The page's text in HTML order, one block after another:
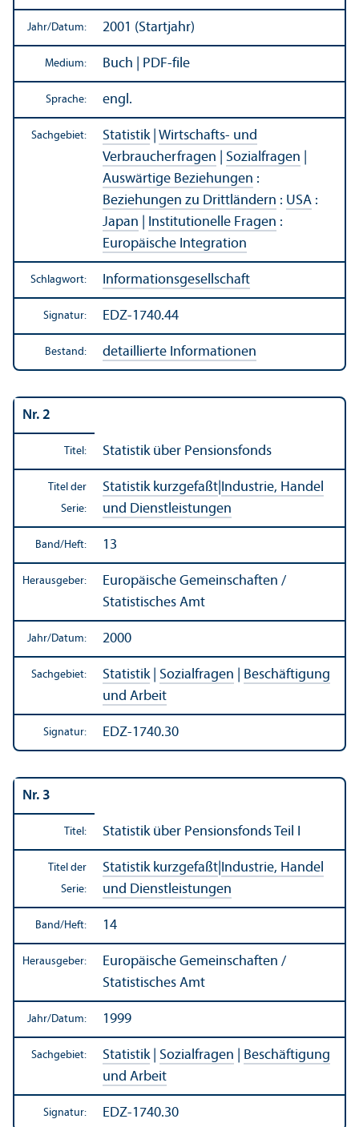
Jahr/Datum: 2001 (Startjahr)
Medium: Buch | PDF-file
Sprache: engl.
Sachgebiet: Statistik| Wirtschafts- und
Verbraucherfragen
Sozialfragen
Auswärtige Beziehungen :
Beziehungen zu Drittländern : USA :
Japan
Institutionelle Fragen :
Europäische Integration
Schlagwort: Informations­gesellschaft
Signatur: EDZ-1740.44
Bestand: detaillierte Informationen
Nr. 2
Titel: Statistik über Pensionsfonds
Titel der
Serie:
Statistik kurzgefaßt Industrie, Handel
und Dienstleistungen
Band/Heft: 13
Herausgeber:
Europäische Gemeinschaften /
Statistisches Amt
Jahr/Datum: 2000
Sachgebiet: Statistik| Sozialfragen
Beschäftigung
und Arbeit
Signatur: EDZ-1740.30
Nr. 3
Titel: Statistik über Pensionsfonds Teil I
Titel der
Serie:
Statistik kurzgefaßt Industrie, Handel
und Dienstleistungen
Band/Heft: 14
Herausgeber:
Europäische Gemeinschaften /
Statistisches Amt
Jahr/Datum: 1999
Sachgebiet: Statistik| Sozialfragen
Beschäftigung
und Arbeit
Signatur: EDZ-1740.30